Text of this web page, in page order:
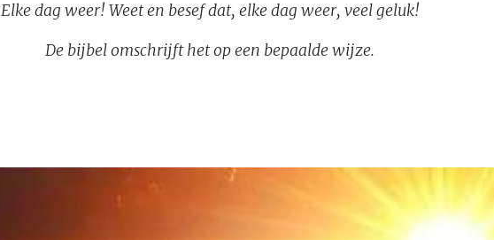
Elke dag weer! Weet en besef dat, elke dag weer, veel geluk!
De bijbel omschrijft het op een bepaalde wijze.